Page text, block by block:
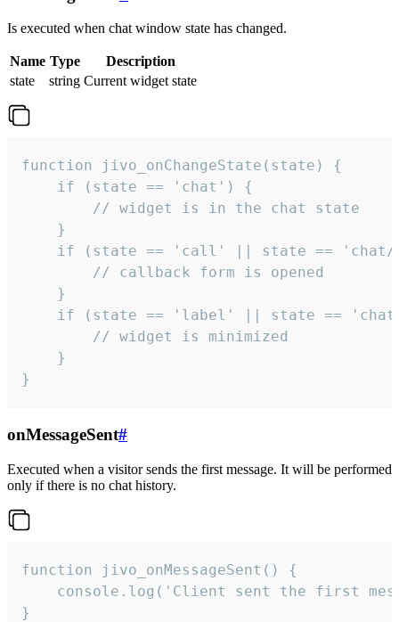
Is executed when chat window state has changed.
Name Type
Description
state
string Current widget state
function jivo_onChangeState(state) {
    if (state == 'chat') {
        // widget is in the chat state
    }
if (state == 'call' || state ==
        // callback form is opened
    }
if (state == 'label' || state ==
        // widget is minimized
    }
}
onMessageSent#
Executed when a visitor sends the first message. It will be performed
only if there is no chat history.
function jivo_onMessageSent() {
console.log('Client sent the first
}